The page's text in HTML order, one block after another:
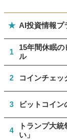
★ AI投資情報プ
1
15年間休眠
ル
2 コインチェッ
3 ビットコイ
4
トランプ大
い」